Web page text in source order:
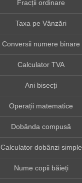
Fracții ordinare
Taxa pe Vânzări
Conversii numere binare
Calculator TVA
Ani bisecți
Operații matematice
Dobânda compusă
Calculator dobânzi simple
Nume copii băieți